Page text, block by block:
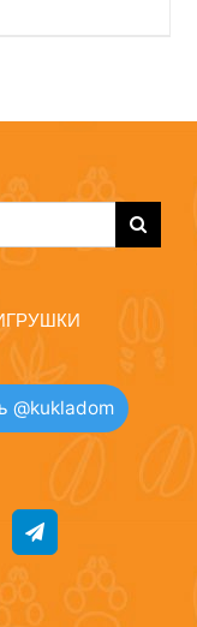
@kukladom